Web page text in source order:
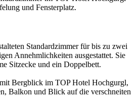
Standardzimmer für bis zu zwei
Annehmlichkeiten ausgestattet. Sie
Sitzecke und ein Doppelbett.